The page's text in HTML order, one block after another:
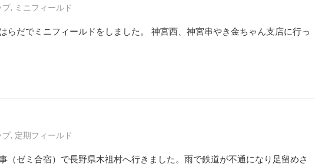
プ, ミニフィールド
らだでミニフィールドをしました。 神宮西、神宮串やき金ちゃん支店に行っ
プ, 定期フィールド
（ゼミ合宿）で長野県木祖村へ行きました。雨で鉄道が不通になり足留めさ